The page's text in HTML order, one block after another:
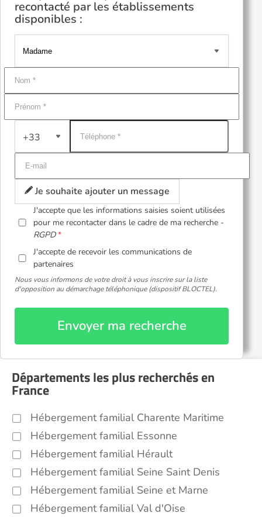
recontacté par les établissements
disponibles :
+33
Je souhaite ajouter un message
J'accepte que les informations saisies soient utilisées
pour me recontacter dans le cadre de ma recherche -
RGPD
J'accepte de recevoir les communications de
partenaires
Nous vous informons de votre droit à vous inscrire sur la liste
d'opposition au démarchage téléphonique (dispositif BLOCTEL).
Envoyer ma recherche
Départements les plus recherchés en
France
Hébergement familial Charente Maritime
Hébergement familial Essonne
Hébergement familial Hérault
Hébergement familial Seine Saint Denis
Hébergement familial Seine et Marne
Hébergement familial Val d'Oise